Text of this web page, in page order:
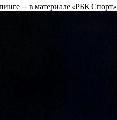
— в материале «РБК Спорт»